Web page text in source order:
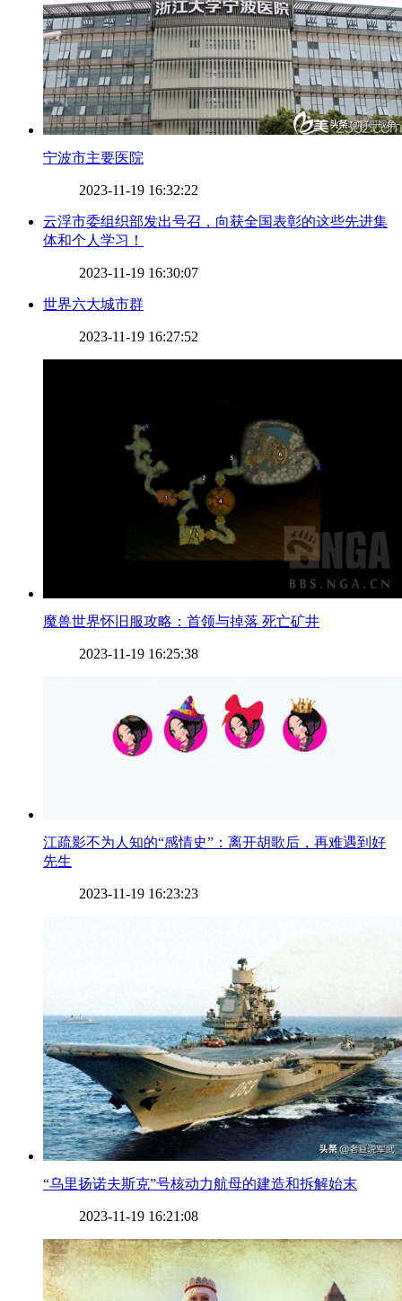
​宁波市主要医院
2023-11-19 16:32:22
​云浮市委组织部发出号召，向获全国表彰的这些先进集
体和个人学习！
2023-11-19 16:30:07
​世界六大城市群
2023-11-19 16:27:52
​魔兽世界怀旧服攻略：首领与掉落 死亡矿井
2023-11-19 16:25:38
​江疏影不为人知的“感情史”：离开胡歌后，再难遇到好
先生
2023-11-19 16:23:23
​“乌里扬诺夫斯克”号核动力航母的建造和拆解始末
2023-11-19 16:21:08